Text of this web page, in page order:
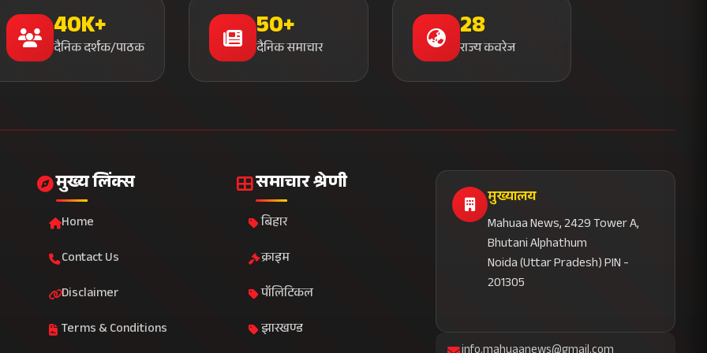
40K+
दैनिक दर्शक/पाठक
50+
दैनिक समाचार
28
राज्य कवरेज
मुख्य लिंक्स
Home
Contact Us
Disclaimer
Terms & Conditions
समाचार श्रेणी
बिहार
क्राइम
पॉलिटिकल
झारखण्ड
मुख्यालय
Mahuaa News, 2429 Tower A,
Bhutani Alphathum
Noida (Uttar Pradesh) PIN -
201305